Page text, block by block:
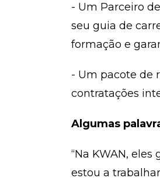
- Um Parceiro
seu guia de
formação e
- Um pacote de
contratações
Algumas
“Na KWAN,
estou a